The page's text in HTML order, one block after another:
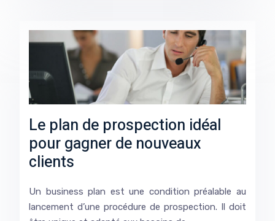
Le plan de prospection idéal
pour gagner de nouveaux
clients
Un business plan est une condition préalable au
lancement d’une procédure de prospection. Il doit